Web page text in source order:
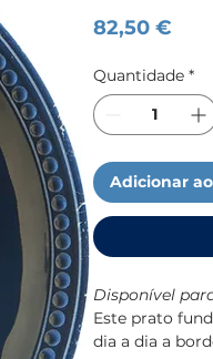
82,50 €
Quantidade *
Adicionar
Disponível
Este prato
dia a dia a